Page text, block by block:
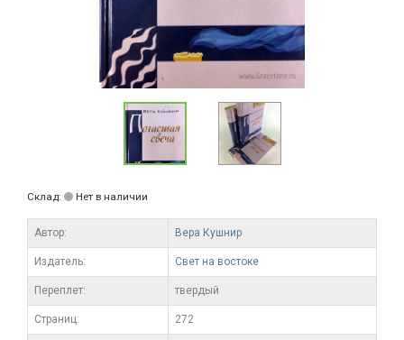
Склад: Нет в наличии
Автор: Вера Кушнир
Издатель: Свет на востоке
Переплет: твердый
Cтраниц: 272